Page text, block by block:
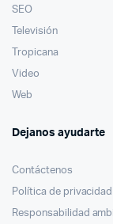
SEO
Televisión
Tropicana
Video
Web
Dejanos ayudarte
Contáctenos
Política de privacidad
Responsabilidad